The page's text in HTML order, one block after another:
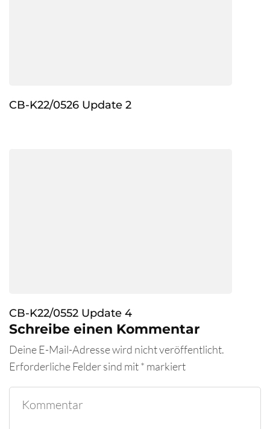
CB-K22/0526 Update 2
CB-K22/0552 Update 4
Schreibe einen Kommentar
Deine E-Mail-Adresse wird nicht veröffentlicht.
Erforderliche Felder sind mit* markiert